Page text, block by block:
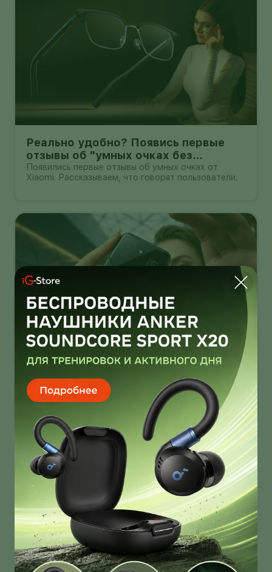
Реально удобно? Появись первые
отзывы об "умных очках без
дисплея" от Xioami
Появились первые отзывы об умных очках от
Xiaomi. Рассказываем, что говорят пользователи.
Infinix Note 60 Ultra от Pininfarina
умеет звонить через спутник
Infinix Note 60 Ultra получил дизайн от Pininfarina!
И это далеко не единственная фича новинки!
О нас
Ответы на вопросы
Персональные данные
Контакты
Оплата, доставка и возврат товара
Оферта